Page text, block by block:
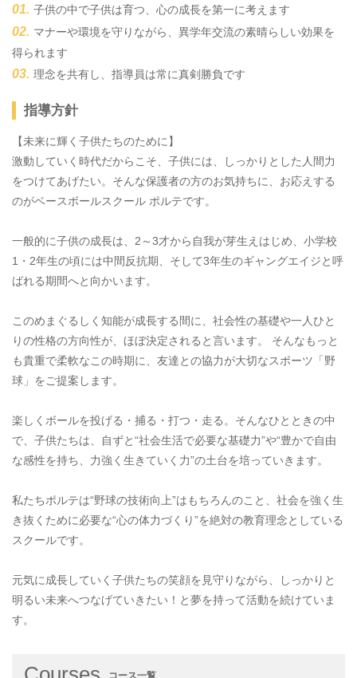
子供の中で子供は育つ、心の成長を第一に考えます
マナーや環境を守りながら、異学年交流の素晴らしい効果を
得られます
理念を共有し、指導員は常に真剣勝負です
指導方針
【未来に輝く子供たちのために】
激動していく時代だからこそ、子供には、しっかりとした人間力
をつけてあげたい。そんな保護者の方のお気持ちに、お応えする
のがベースボールスクール ポルテです。
一般的に子供の成長は、2～3才から自我が芽生えはじめ、小学校
1・2年生の頃には中間反抗期、そして3年生のギャングエイジと呼
ばれる期間へと向かいます。
このめまぐるしく知能が成長する間に、社会性の基礎や一人ひと
りの性格の方向性が、ほぼ決定されると言います。 そんなもっと
も貴重で柔軟なこの時期に、友達との協力が大切なスポーツ「野
球」をご提案します。
楽しくボールを投げる・捕る・打つ・走る。そんなひとときの中
で、子供たちは、自ずと“社会生活で必要な基礎力”や“豊かで自由
な感性を持ち、力強く生きていく力”の土台を培っていきます。
私たちポルテは“野球の技術向上”はもちろんのこと、社会を強く生
き抜くために必要な“心の体力づくり”を絶対の教育理念としている
スクールです。
元気に成長していく子供たちの笑顔を見守りながら、しっかりと
明るい未来へつなげていきたい！と夢を持って活動を続けていま
す。
コース一覧